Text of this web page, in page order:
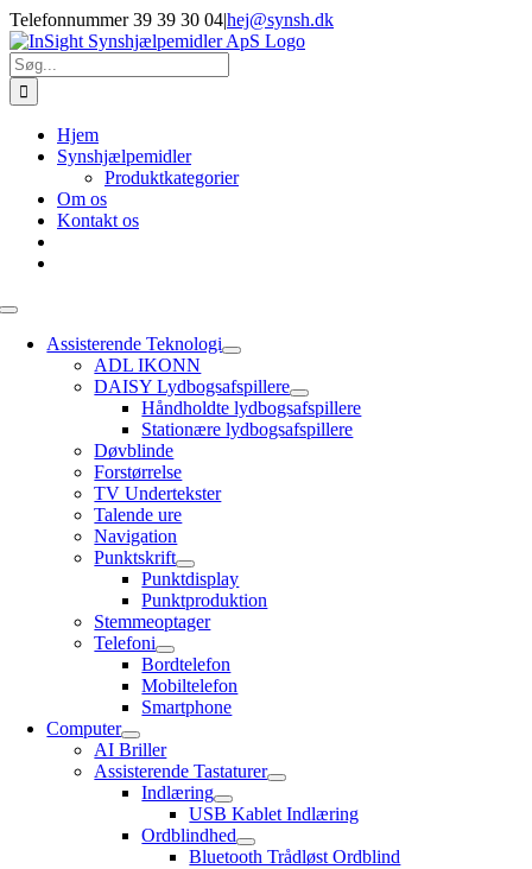
Skip
to
content
Telefonnummer 39 39 30 04|hej@synsh.dk
Søg
efter:
Hjem
Synshjælpemidler
Produktkategorier
Om os
Kontakt os
Toggle
NavigationAssisterende Teknologi
ADL IKONN
DAISY Lydbogsafspillere
Håndholdte lydbogsafspillere
Stationære lydbogsafspillere
Døvblinde
Forstørrelse
TV Undertekster
Talende ure
Navigation
Punktskrift
Punktdisplay
Punktproduktion
Stemmeoptager
Telefoni
Bordtelefon
Mobiltelefon
Smartphone
Computer
AI Briller
Assisterende Tastaturer
Indlæring
USB Kablet Indlæring
Ordblindhed
Bluetooth Trådløst Ordblind